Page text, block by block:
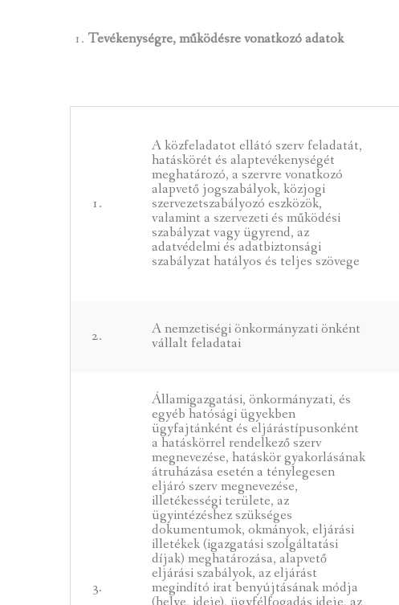
Tevékenységre, működésre vonatkozó adatok
1.
A közfeladatot ellátó szerv feladatát,
hatáskörét és alaptevékenységét
meghatározó, a szervre vonatkozó
alapvető jogszabályok, közjogi
szervezetszabályozó eszközök,
valamint a szervezeti és működési
szabályzat vagy ügyrend, az
adatvédelmi és adatbiztonsági
szabályzat hatályos és teljes szövege
2. A nemzetiségi önkormányzati önként
vállalt feladatai
3.
Államigazgatási, önkormányzati, és
egyéb hatósági ügyekben
ügyfajtánként és eljárástípusonként
a hatáskörrel rendelkező szerv
megnevezése, hatáskör gyakorlásának
átruházása esetén a ténylegesen
eljáró szerv megnevezése,
illetékességi területe, az
ügyintézéshez szükséges
dokumentumok, okmányok, eljárási
illetékek (igazgatási szolgáltatási
díjak) meghatározása, alapvető
eljárási szabályok, az eljárást
megindító irat benyújtásának módja